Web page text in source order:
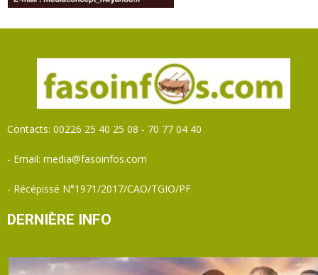
Contacts: 00226 25 40 25 08 - 70 77 04 40
- Email: media@fasoinfos.com
- Récépissé N°1971/2017/CAO/TGIO/PF
DERNIÈRE INFO